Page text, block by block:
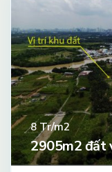
8 Tr/m2
2905m2 đất